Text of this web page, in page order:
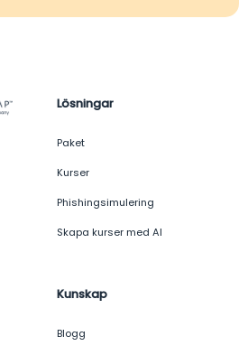
Lösningar
Paket
Kurser
Phishingsimulering
Skapa kurser med AI
Kunskap
Blogg